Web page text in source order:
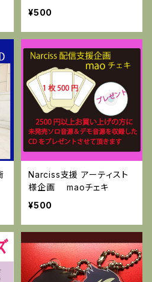
チェキ(数量限定)
¥500
Narciss支援 アーティスト
様企画 maoチェキ
¥500